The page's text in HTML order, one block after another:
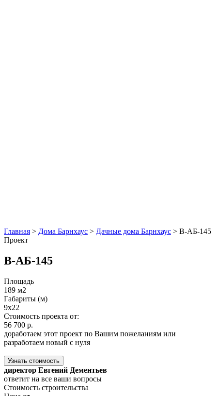
Главная > Дома Барнхаус > Дачные дома Барнхаус > В-АБ-145
Проект
В-АБ-145
Площадь
189 м2
Габариты (м)
9x22
Стоимость проекта от:
56 700 р.
доработаем этот проект по Вашим пожеланиям или
разработаем новый с нуля
Узнать стоимость
директор Евгений Дементьев
ответит на все ваши вопросы
Стоимость строительства